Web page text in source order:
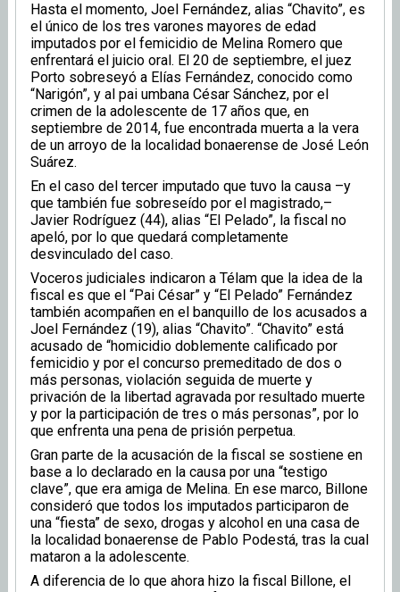
Hasta el momento, Joel Fernández, alias “Chavito”, es
el único de los tres varones mayores de edad
imputados por el femicidio de Melina Romero que
enfrentará el juicio oral. El 20 de septiembre, el juez
Porto sobreseyó a Elías Fernández, conocido como
“Narigón”, y al pai umbana César Sánchez, por el
crimen de la adolescente de 17 años que, en
septiembre de 2014, fue encontrada muerta a la vera
de un arroyo de la localidad bonaerense de José León
Suárez.
En el caso del tercer imputado que tuvo la causa –y
que también fue sobreseído por el magistrado,–
Javier Rodríguez (44), alias “El Pelado”, la fiscal no
apeló, por lo que quedará completamente
desvinculado del caso.
Voceros judiciales indicaron a Télam que la idea de la
fiscal es que el “Pai César” y “El Pelado” Fernández
también acompañen en el banquillo de los acusados a
Joel Fernández (19), alias “Chavito”. “Chavito” está
acusado de “homicidio doblemente calificado por
femicidio y por el concurso premeditado de dos o
más personas, violación seguida de muerte y
privación de la libertad agravada por resultado muerte
y por la participación de tres o más personas”, por lo
que enfrenta una pena de prisión perpetua.
Gran parte de la acusación de la fiscal se sostiene en
base a lo declarado en la causa por una “testigo
clave”, que era amiga de Melina. En ese marco, Billone
consideró que todos los imputados participaron de
una “fiesta” de sexo, drogas y alcohol en una casa de
la localidad bonaerense de Pablo Podestá, tras la cual
mataron a la adolescente.
A diferencia de lo que ahora hizo la fiscal Billone, el